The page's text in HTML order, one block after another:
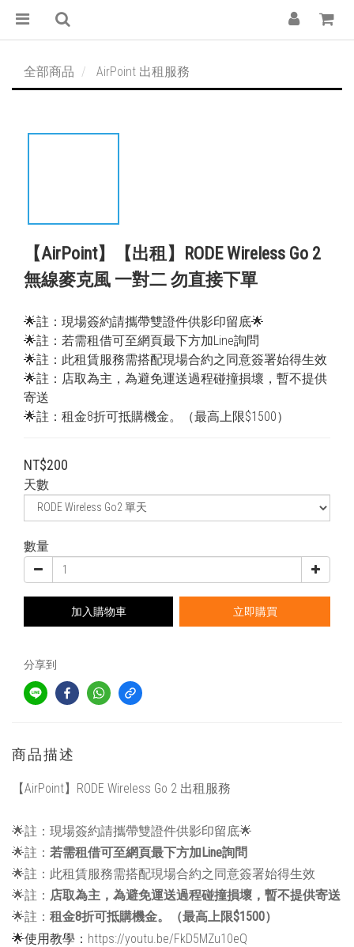
全部商品 AirPoint 出租服務
【AirPoint】【出租】RODE Wireless Go 2
無線麥克風 一對二 勿直接下單
🌟註：現場簽約請攜帶雙證件供影印留底🌟
🌟註：若需租借可至網頁最下方加Line詢問
🌟註：此租賃服務需搭配現場合約之同意簽署始得生效
🌟註：店取為主，為避免運送過程碰撞損壞，暫不提供
寄送
🌟註：租金8折可抵購機金。（最高上限$1500）
NT$200
天數
數量
加入購物車 立即購買
分享到
商品描述
【AirPoint】RODE Wireless Go 2 出租服務
🌟註：現場簽約請攜帶雙證件供影印留底🌟
🌟註： 若需租借可至網頁最下方加Line詢問
🌟註：此租賃服務需搭配現場合約之同意簽署始得生效
🌟註： 店取為主，為避免運送過程碰撞損壞，暫不提供寄送
🌟註： 租金8折可抵購機金。（最高上限$1500）
🌟使用教學： https://youtu.be/FkD5MZu10eQ